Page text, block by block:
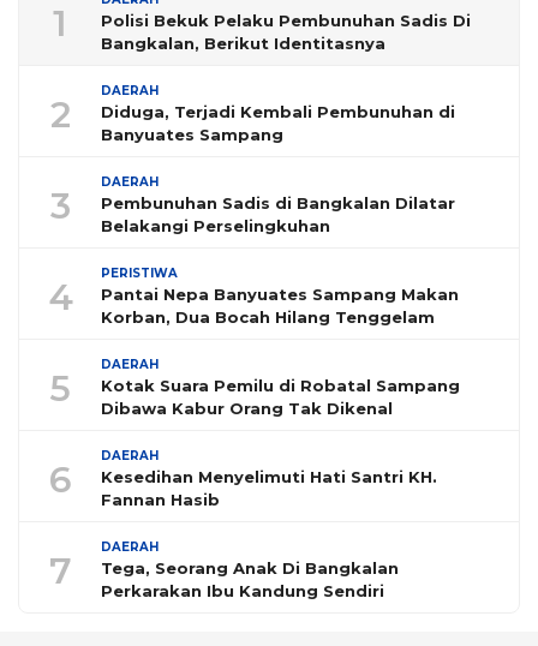
1
Polisi Bekuk Pelaku Pembunuhan Sadis Di
Bangkalan, Berikut Identitasnya
2
DAERAH
Diduga, Terjadi Kembali Pembunuhan di
Banyuates Sampang
3
DAERAH
Pembunuhan Sadis di Bangkalan Dilatar
Belakangi Perselingkuhan
4
PERISTIWA
Pantai Nepa Banyuates Sampang Makan
Korban, Dua Bocah Hilang Tenggelam
5
DAERAH
Kotak Suara Pemilu di Robatal Sampang
Dibawa Kabur Orang Tak Dikenal
6
DAERAH
Kesedihan Menyelimuti Hati Santri KH.
Fannan Hasib
7
DAERAH
Tega, Seorang Anak Di Bangkalan
Perkarakan Ibu Kandung Sendiri